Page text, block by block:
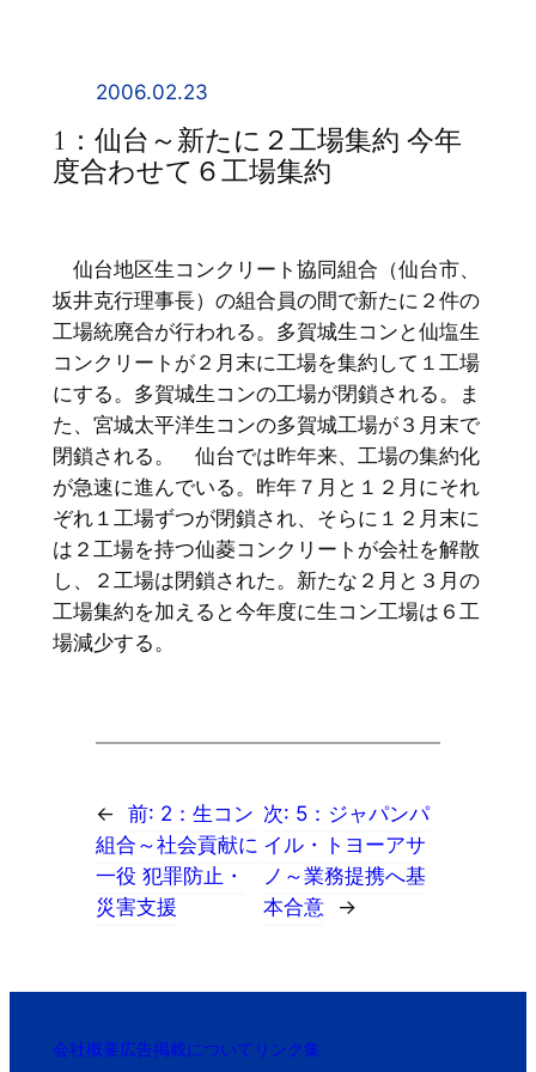
2006.02.23
1：仙台～新たに２工場集約 今年
度合わせて６工場集約
仙台地区生コンクリート協同組合（仙台市、
坂井克行理事長）の組合員の間で新たに２件の
工場統廃合が行われる。多賀城生コンと仙塩生
コンクリートが２月末に工場を集約して１工場
にする。多賀城生コンの工場が閉鎖される。ま
た、宮城太平洋生コンの多賀城工場が３月末で
閉鎖される。 仙台では昨年来、工場の集約化
が急速に進んでいる。昨年７月と１２月にそれ
ぞれ１工場ずつが閉鎖され、そらに１２月末に
は２工場を持つ仙菱コンクリートが会社を解散
し、２工場は閉鎖された。新たな２月と３月の
工場集約を加えると今年度に生コン工場は６工
場減少する。
← 前: 2：生コン
組合～社会貢献に
一役 犯罪防止・
災害支援
次: 5：ジャパンパ
イル・トヨーアサ
ノ～業務提携へ基
本合意
→
会社概要広告掲載について リンク集